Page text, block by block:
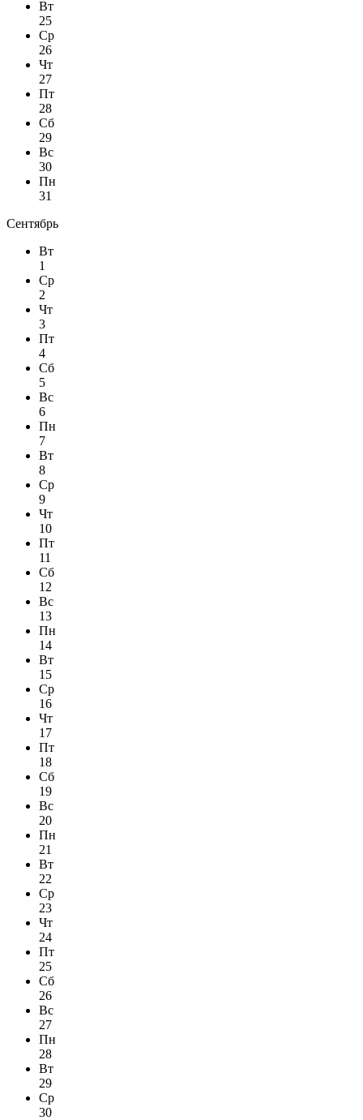
Вт
25
Ср
26
Чт
27
Пт
28
Сб
29
Вс
30
Пн
31
Сентябрь
Вт
1
Ср
2
Чт
3
Пт
4
Сб
5
Вс
6
Пн
7
Вт
8
Ср
9
Чт
10
Пт
11
Сб
12
Вс
13
Пн
14
Вт
15
Ср
16
Чт
17
Пт
18
Сб
19
Вс
20
Пн
21
Вт
22
Ср
23
Чт
24
Пт
25
Сб
26
Вс
27
Пн
28
Вт
29
Ср
30